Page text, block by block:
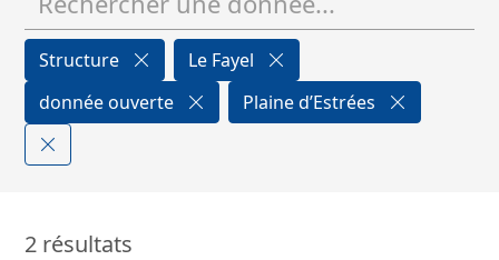
Structure
Le Fayel
donnée ouverte
Plaine d’Estrées
2 résultats